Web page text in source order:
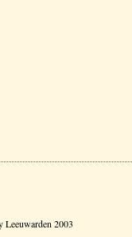
Leeuwarden 2003